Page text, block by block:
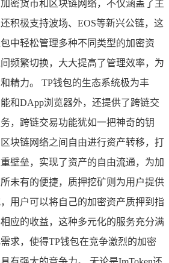
密货币和区块链网络，不仅涵盖了主
积极支持波场、EOS等新兴公链，这
中轻松管理多种不同类型的加密资
频繁切换，大大提高了管理效率，为
精力。 TP钱包的生态系统极为丰
和DApp浏览器外，还提供了跨链交
，跨链交易功能犹如一把神奇的钥
块链网络之间自由进行资产转移，打
壁垒，实现了资产的自由流通，为加
未有的便捷，质押挖矿则为用户提供
用户可以将自己的加密资产质押到指
应的收益，这种多元化的服务充分满
求，使得TP钱包在竞争激烈的加密